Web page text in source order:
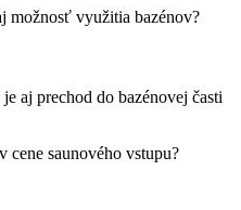
možnosť využitia bazénov?
aj prechod do bazénovej časti
cene saunového vstupu?